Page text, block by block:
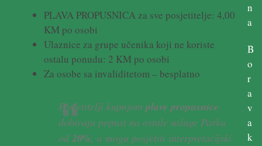
PLAVA PROPUSNICA za sve posjetitelje: 4,00
KM po osobi
Ulaznice za grupe učenika koji ne koriste
ostalu ponudu: 2 KM po osobi
Za osobe sa invaliditetom – besplatno
Posjetitelji kupnjom plave propusnice
dobivaju popust na ostale usluge Parka
od20%, a mogu posjetiti interpretacijski
n
a
B
o
r
a
v
a
k